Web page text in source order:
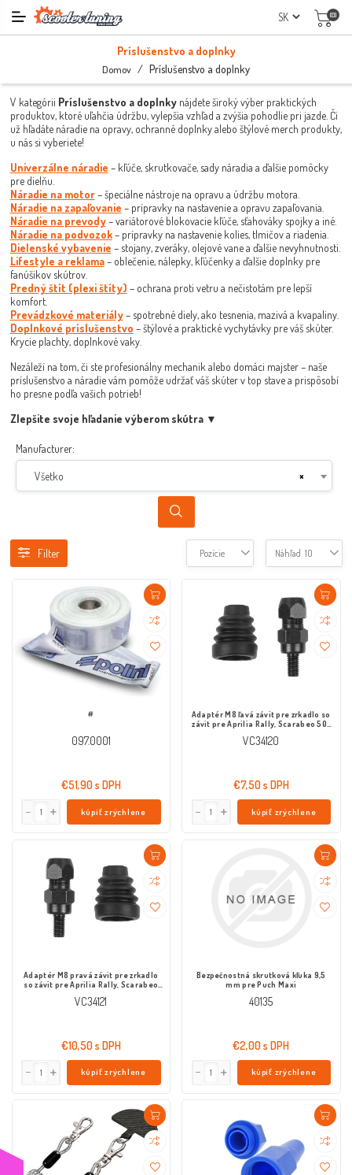
(0)
Príslušenstvo a doplnky
Domov / Príslušenstvo a doplnky
V kategórii Príslušenstvo a doplnkynájdete široký výber praktických
produktov, ktoré uľahčia údržbu, vylepšia vzhľad a zvýšia pohodlie pri jazde. Či
už hľadáte náradie na opravy, ochranné doplnky alebo štýlové merch produkty,
u nás si vyberiete!
Univerzálne náradie – kľúče, skrutkovače, sady náradia a ďalšie pomôcky
pre dielňu.
Náradie na motor– špeciálne nástroje na opravu a údržbu motora.
Náradie na zapaľovanie – prípravky na nastavenie a opravu zapaľovania.
Náradie na prevody– variátorové blokovacie kľúče, sťahováky spojky a iné.
Náradie na podvozok– prípravky na nastavenie kolies, tlmičov a riadenia.
Dielenské vybavenie – stojany, zveráky, olejové vane a ďalšie nevyhnutnosti.
Lifestyle a reklama– oblečenie, nálepky, kľúčenky a ďalšie doplnky pre
fanúšikov skútrov.
Predný štít (plexi štíty) – ochrana proti vetru a nečistotám pre lepší
komfort.
Prevádzkové materiály– spotrebné diely, ako tesnenia, mazivá a kvapaliny.
Doplnkové príslušenstvo – štýlové a praktické vychytávky pre váš skúter.
Krycie plachty, doplnkové vaky.
Nezáleží na tom, či ste profesionálny mechanik alebo domáci majster – naše
príslušenstvo a náradie vám pomôže udržať váš skúter v top stave a prispôsobí
ho presne podľa vašich potrieb!
Zlepšite svoje hľadanie výberom skútra ▼
Manufacturer:
×
Všetko
Filter Pozície Náhľad 10
#
097.0001
€51,90 s DPH
kúpiť zrýchlene
Adaptér M8 ľavá závit pre zrkadlo so
závit pre Aprilia Rally, Scarabeo 50-
VC34120
€7,50 s DPH
kúpiť zrýchlene
Adaptér M8 pravá závit pre zrkadlo
so závit pre Aprilia Rally, Scarabeo
VC34121
€10,50 s DPH
kúpiť zrýchlene
Bezpečnostná skrutková kľuka 9,5
mm pre Puch Maxi
40135
€2,00 s DPH
kúpiť zrýchlene